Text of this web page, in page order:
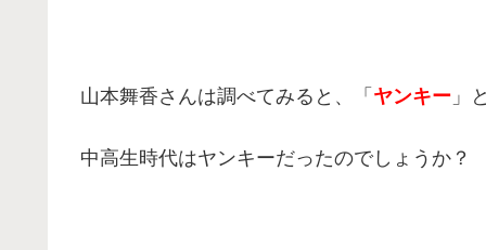
山本舞香さんは調べてみると、「 ヤンキー 」
中高生時代はヤンキーだったのでしょうか？